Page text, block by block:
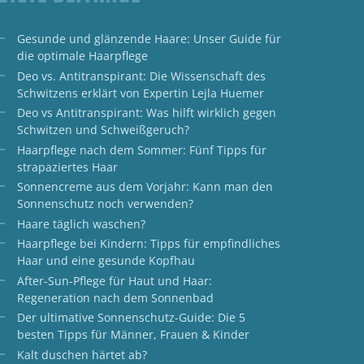
Gesunde und glänzende Haare: Unser Guide für
die optimale Haarpflege
Deo vs. Antitranspirant: Die Wissenschaft des
Schwitzens erklärt von Expertin Lejla Huemer
Deo vs Antitranspirant: Was hilft wirklich gegen
Schwitzen und Schweißgeruch?
Haarpflege nach dem Sommer: Fünf Tipps für
strapaziertes Haar
Sonnencreme aus dem Vorjahr: Kann man den
Sonnenschutz noch verwenden?
Haare täglich waschen?
Haarpflege bei Kindern: Tipps für empfindliches
Haar und eine gesunde Kopfhau
After-Sun-Pflege für Haut und Haar:
Regeneration nach dem Sonnenbad
Der ultimative Sonnenschutz-Guide: Die 5
besten Tipps für Männer, Frauen & Kinder
Kalt duschen härtet ab?